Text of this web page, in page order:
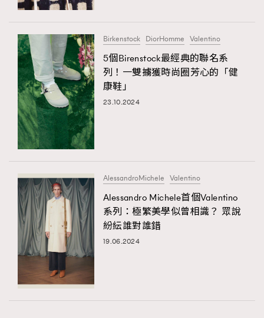
FigaroBeautyRitual
FigaroCeleb 547
FigaroCinéma 281
FigaroDigitalCover 17
FigaroExhibition 12
FigaroExpert
FigaroHub
FigaroIcon
FigaroInsight 156
FigaroIssue 271
FigaroJewellery
FigaroMasterclass 20
#FigaroExhibition Wyman 揭曉 Figaro Exhibition
第二站！
法國五月French May專訪四位香港文藝代表
Birkenstock DiorHomme Valentino
5個Birenstock最經典的聯名系
列！一雙擄獲時尚圈芳心的「健
康鞋」
23.10.2024
AlessandroMichele Valentino
Alessandro Michele首個Valentino
系列：極繁美學似曾相識？ 眾說
紛紜誰對誰錯
19.06.2024